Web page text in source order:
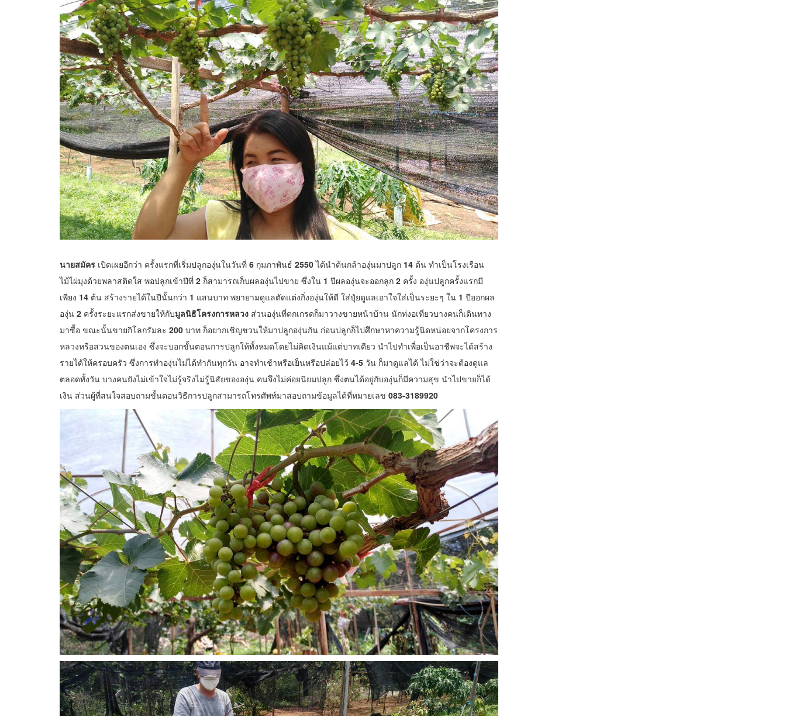
นายสมัคร เปิดเผยอีกว่า ครั้งแรกที่เริ่มปลูกองุ่นในวันที่ 6 กุมภาพันธ์ 2550ได้นำต้นกล้าองุ่นมาปลูก 14 ต้น ทำเป็นโรงเรือน
ไม้ไผ่มุงด้วยพลาสติดใส พอปลูกเข้าปีที่ 2 ก็สามารถเก็บผลองุ่นไปขาย ซึ่งใน 1 ปีผลองุ่นจะออกลูก 2 ครั้ง องุ่นปลูกครั้งแรกมี
เพียง 14 ต้น สร้างรายได้ในปีนั้นกว่า 1 แสนบาท พยายามดูแลตัดแต่งกิ่งองุ่นให้ดี ใส่ปุ๋ยดูแลเอาใจใส่เป็นระยะๆ ใน 1 ปีออกผล
องุ่น 2 ครั้งระยะแรกส่งขายให้กับมูลนิธิโครงการหลวง ส่วนองุ่นที่ตกเกรดก็มาวางขายหน้าบ้าน นักท่งอเที่ยวบางคนก็เดินทาง
มาซื้อ ขณะนั้นขายกิโลกรัมละ 200 บาท ก็อยากเชิญชวนให้มาปลูกองุ่นกัน ก่อนปลูกก็ไปศึกษาหาความรู้นิดหน่อยจากโครงการ
หลวงหรือสวนของตนเอง ซึ่งจะบอกขั้นตอนการปลูกให้ทั้งหมดโดยไม่คิดเงินแม้แต่บาทเดียว นำไปทำเพื่อเป็นอาชีพจะได้สร้าง
รายได้ให้ครอบครัว ซึ่งการทำองุ่นไม่ได้ทำกันทุกวัน อาจทำเช้าหรือเย็นหรือปล่อยไว้ 4-5 วัน ก็มาดูแลได้ ไม่ใช่ว่าจะต้องดูแล
ตลอดทั้งวัน บางคนยังไม่เข้าใจไม่รู้จริงไม่รู้นิสัยขององุ่น คนจึงไม่ค่อยนิยมปลูก ซึ่งตนได้อยู่กับองุ่นก็มีความสุข นำไปขายก็ได้
เงิน ส่วนผู้ที่สนใจสอบถามขั้นตอนวิธีการปลูกสามารถโทรศัพท์มาสอบถามข้อมูลได้ที่หมายเลข 083-3189920